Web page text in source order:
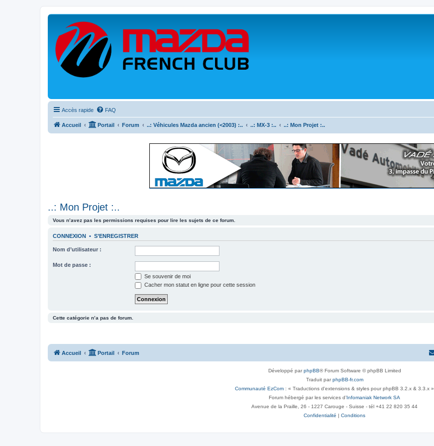
Accès rapide FAQ
Accueil Portail Forum ..: Véhicules Mazda ancien (<2003) :.. ..: MX-3 :.. ..: Mon Projet :..
..: Mon Projet :..
Vous n’avez pas les permissions requises pour lire les sujets de ce forum.
CONNEXION • S’ENREGISTRER
Nom d’utilisateur :
Mot de passe :
Se souvenir de moi
Cacher mon statut en ligne pour cette session
Cette catégorie n’a pas de forum.
Accueil Portail Forum
Développé parphpBB® Forum Software © phpBB Limited
Traduit parphpBB-fr.com
Communauté EzCom : « Traductions d'extensions & styles pour phpBB 3.2.x & 3.3.x »
Forum hébergé par les services d’Infomaniak Network SA
Avenue de la Praille, 26 - 1227 Carouge - Suisse - tél +41 22 820 35 44
Confidentialité | Conditions